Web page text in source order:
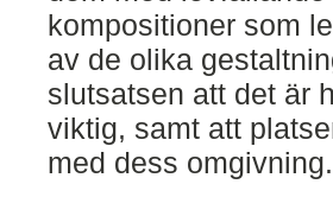
kompositioner som
av de olika
slutsatsen att det är
viktig, samt att
med dess omgivning.